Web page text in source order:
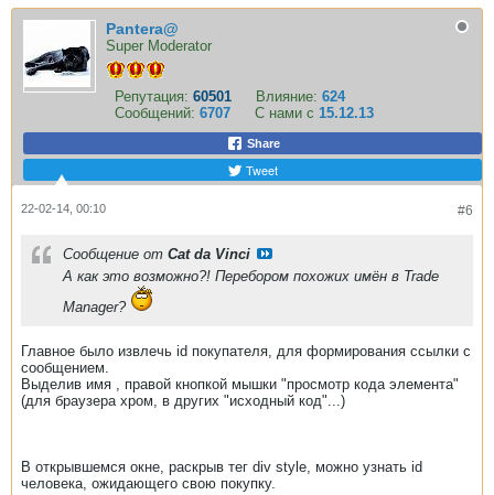
Pantera@
Super Moderator
Репутация: 60501 Влияние: 624
Сообщений: 6707 С нами с 15.12.13
Share
Tweet
#6
22-02-14, 00:10
Сообщение от Cat da Vinci
А как это возможно?! Перебором похожих имён в Trade
Manager?
Главное было извлечь id покупателя, для формирования ссылки с
сообщением.
Выделив имя , правой кнопкой мышки "просмотр кода элемента"
(для браузера хром, в других "исходный код"...)
В открывшемся окне, раскрыв тег div style, можно узнать id
человека, ожидающего свою покупку.